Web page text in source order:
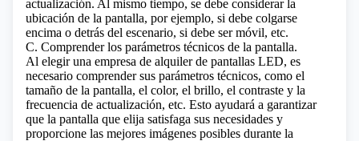
actualización. Al mismo tiempo, se debe considerar la
ubicación de la pantalla, por ejemplo, si debe colgarse
encima o detrás del escenario, si debe ser móvil, etc.
C. Comprender los parámetros técnicos de la pantalla.
Al elegir una empresa de alquiler de pantallas LED, es
necesario comprender sus parámetros técnicos, como el
tamaño de la pantalla, el color, el brillo, el contraste y la
frecuencia de actualización, etc. Esto ayudará a garantizar
que la pantalla que elija satisfaga sus necesidades y
proporcione las mejores imágenes posibles durante la